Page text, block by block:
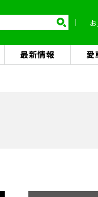
最新情報 愛